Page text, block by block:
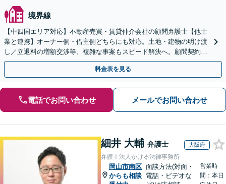
境界線
【中四国エリア対応】不動産売買・賃貸仲介会社の顧問弁護士【他士
業と連携】オーナー側・借主側どちらにも対応。土地・建物の明け渡
し／立退料の増額交渉等、複雑な事案もスピード解決へ。顧問契約も
お任せ！【夜間・休日対応】
料金表を見る
電話でお問い合わせ メールでお問い合わせ
細井 大輔 弁護士 大阪府
弁護士法人かける法律事務所
岡山市南区
からも相談
面談方法(対面・
電話・ビデオな
営業時
間：本日